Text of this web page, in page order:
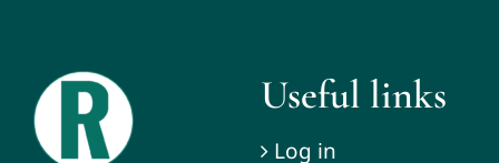
Useful links
Log in